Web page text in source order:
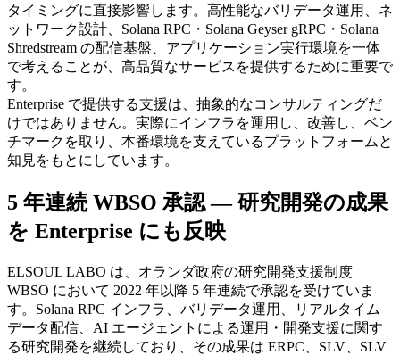
タイミングに直接影響します。高性能なバリデータ運用、ネ
ットワーク設計、Solana RPC・Solana Geyser gRPC・Solana
Shredstream の配信基盤、アプリケーション実行環境を一体
で考えることが、高品質なサービスを提供するために重要で
す。
Enterprise で提供する支援は、抽象的なコンサルティングだ
けではありません。実際にインフラを運用し、改善し、ベン
チマークを取り、本番環境を支えているプラットフォームと
知見をもとにしています。
5 年連続 WBSO 承認 — 研究開発の成果
を Enterprise にも反映
ELSOUL LABO は、オランダ政府の研究開発支援制度
WBSO において 2022 年以降 5 年連続で承認を受けていま
す。Solana RPC インフラ、バリデータ運用、リアルタイム
データ配信、AI エージェントによる運用・開発支援に関す
る研究開発を継続しており、その成果は ERPC、SLV、SLV